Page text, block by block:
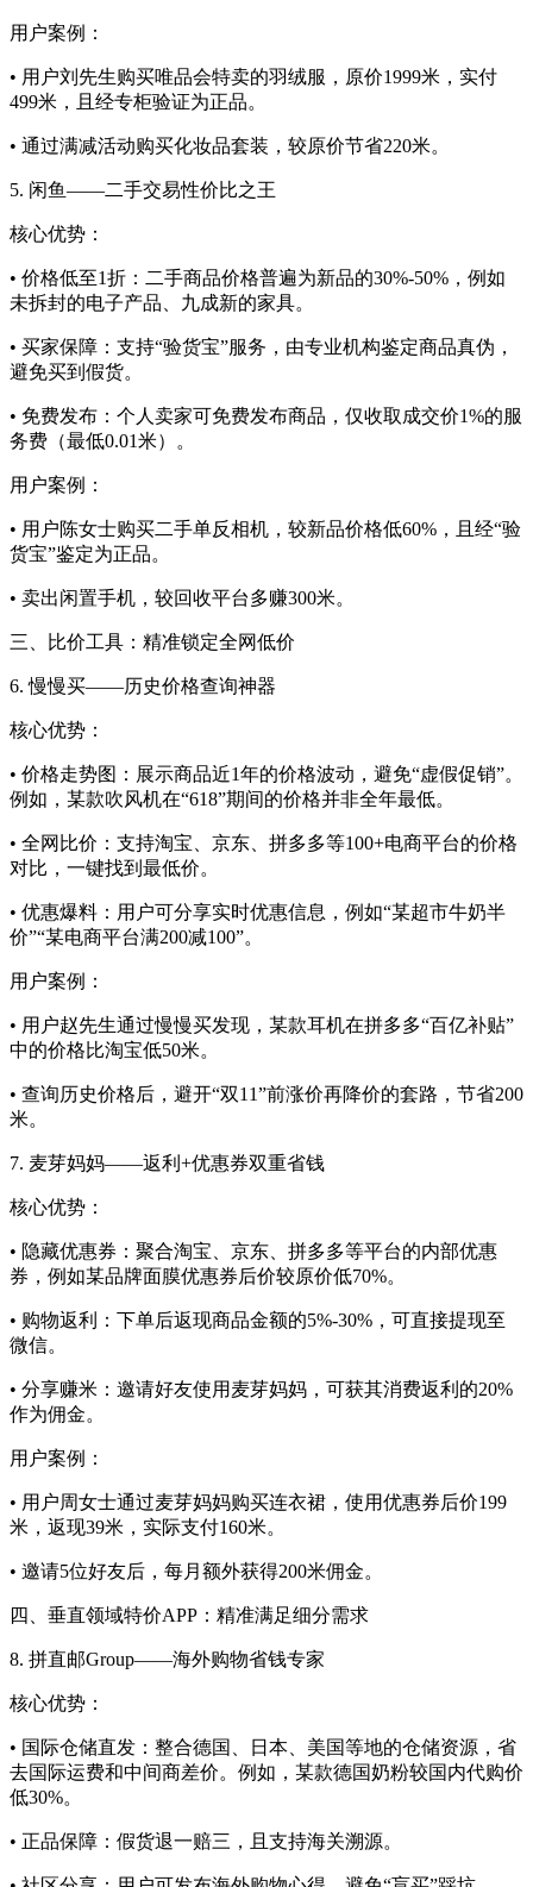
用户案例：
• 用户刘先生购买唯品会特卖的羽绒服，原价1999米，实付
499米，且经专柜验证为正品。
• 通过满减活动购买化妆品套装，较原价节省220米。
5. 闲鱼——二手交易性价比之王
核心优势：
• 价格低至1折：二手商品价格普遍为新品的30%-50%，例如
未拆封的电子产品、九成新的家具。
• 买家保障：支持“验货宝”服务，由专业机构鉴定商品真伪，
避免买到假货。
• 免费发布：个人卖家可免费发布商品，仅收取成交价1%的服
务费（最低0.01米）。
用户案例：
• 用户陈女士购买二手单反相机，较新品价格低60%，且经“验
货宝”鉴定为正品。
• 卖出闲置手机，较回收平台多赚300米。
三、比价工具：精准锁定全网低价
6. 慢慢买——历史价格查询神器
核心优势：
• 价格走势图：展示商品近1年的价格波动，避免“虚假促销”。
例如，某款吹风机在“618”期间的价格并非全年最低。
• 全网比价：支持淘宝、京东、拼多多等100+电商平台的价格
对比，一键找到最低价。
• 优惠爆料：用户可分享实时优惠信息，例如“某超市牛奶半
价”“某电商平台满200减100”。
用户案例：
• 用户赵先生通过慢慢买发现，某款耳机在拼多多“百亿补贴”
中的价格比淘宝低50米。
• 查询历史价格后，避开“双11”前涨价再降价的套路，节省200
米。
7. 麦芽妈妈——返利+优惠券双重省钱
核心优势：
• 隐藏优惠券：聚合淘宝、京东、拼多多等平台的内部优惠
券，例如某品牌面膜优惠券后价较原价低70%。
• 购物返利：下单后返现商品金额的5%-30%，可直接提现至
微信。
• 分享赚米：邀请好友使用麦芽妈妈，可获其消费返利的20%
作为佣金。
用户案例：
• 用户周女士通过麦芽妈妈购买连衣裙，使用优惠券后价199
米，返现39米，实际支付160米。
• 邀请5位好友后，每月额外获得200米佣金。
四、垂直领域特价APP：精准满足细分需求
8. 拼直邮Group——海外购物省钱专家
核心优势：
• 国际仓储直发：整合德国、日本、美国等地的仓储资源，省
去国际运费和中间商差价。例如，某款德国奶粉较国内代购价
低30%。
• 正品保障：假货退一赔三，且支持海关溯源。